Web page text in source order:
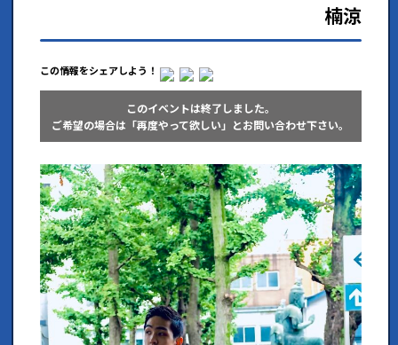
楠涼
この情報をシェアしよう！
このイベントは終了しました。
ご希望の場合は「再度やって欲しい」とお問い合わせ下さい。